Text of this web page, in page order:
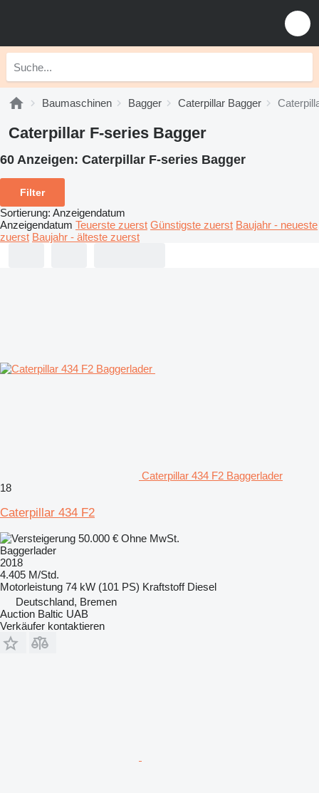
Baumaschinen Bagger Caterpillar Bagger
Caterpillar F-series Bagger
60 Anzeigen: Caterpillar F-series Bagger
Filter
Sortierung: Anzeigendatum
Anzeigendatum Teuerste zuerst Günstigste zuerst Baujahr - neueste
zuerst Baujahr - älteste zuerst
Caterpillar 434 F2 Baggerlader
18
Caterpillar 434 F2
50.000 € Ohne MwSt.
Baggerlader
2018
4.405 M/Std.
Motorleistung 74 kW (101 PS) Kraftstoff Diesel
Deutschland, Bremen
Auction Baltic UAB
Verkäufer kontaktieren